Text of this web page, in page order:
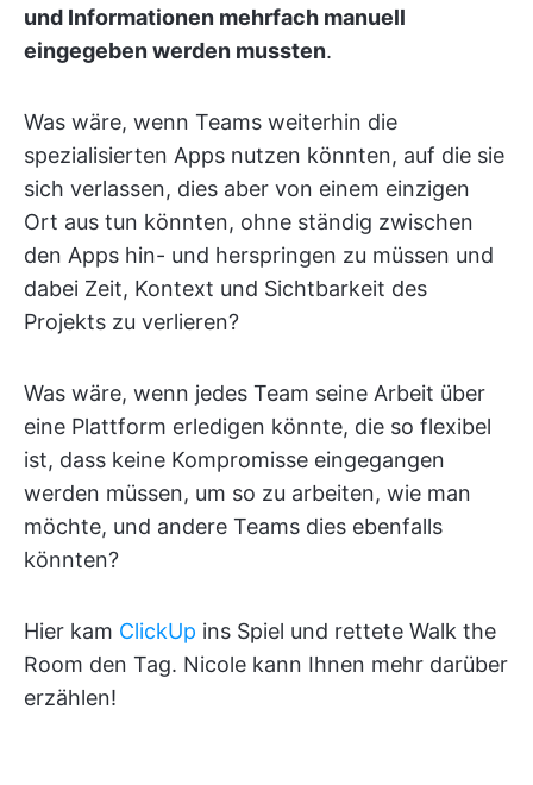
und Informationen mehrfach manuell
eingegeben werden mussten.
Was wäre, wenn Teams weiterhin die
spezialisierten Apps nutzen könnten, auf die sie
sich verlassen, dies aber von einem einzigen
Ort aus tun könnten, ohne ständig zwischen
den Apps hin- und herspringen zu müssen und
dabei Zeit, Kontext und Sichtbarkeit des
Projekts zu verlieren?
Was wäre, wenn jedes Team seine Arbeit über
eine Plattform erledigen könnte, die so flexibel
ist, dass keine Kompromisse eingegangen
werden müssen, um so zu arbeiten, wie man
möchte, und andere Teams dies ebenfalls
könnten?
Hier kam ClickUp ins Spiel und rettete Walk the
Room den Tag. Nicole kann Ihnen mehr darüber
erzählen!